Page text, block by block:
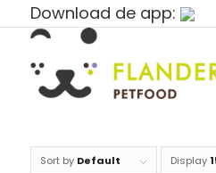
Download de app:
Sort by Default Display